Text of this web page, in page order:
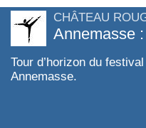
CHÂTEAU
Annemasse
Tour d’horizon du
Annemasse.